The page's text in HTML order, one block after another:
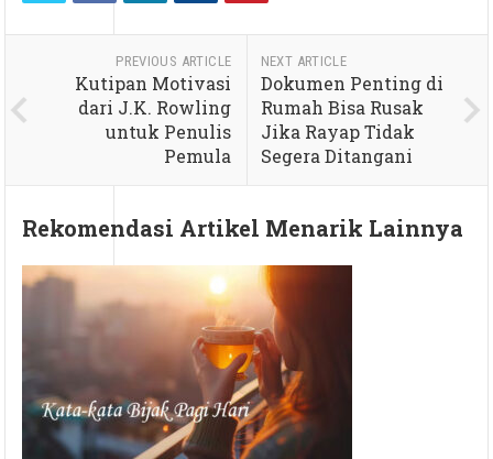
PREVIOUS ARTICLE
Kutipan Motivasi
dari J.K. Rowling
untuk Penulis
Pemula
NEXT ARTICLE
Dokumen Penting di
Rumah Bisa Rusak
Jika Rayap Tidak
Segera Ditangani
Rekomendasi Artikel Menarik Lainnya